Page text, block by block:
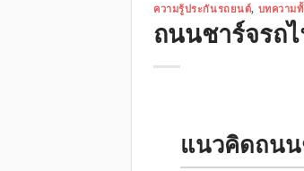
ความรู้ประกันรถยนต์, บทความ
ถนนชาร์จรถไ
แนวคิดถนน